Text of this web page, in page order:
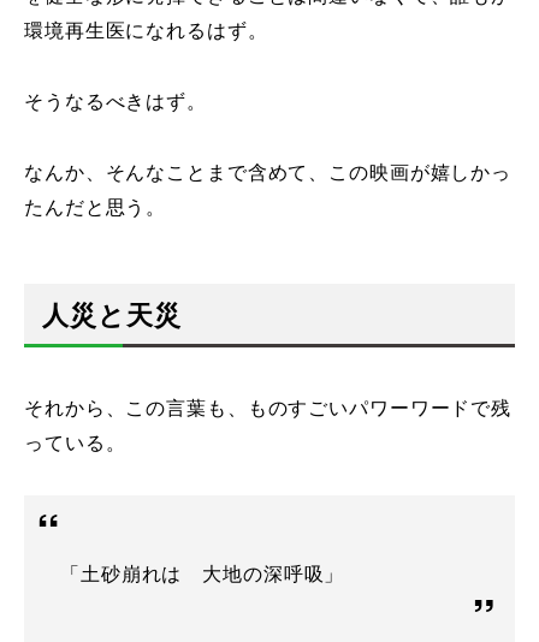
環境再生医になれるはず。
そうなるべきはず。
なんか、そんなことまで含めて、この映画が嬉しかっ
たんだと思う。
人災と天災
それから、この言葉も、ものすごいパワーワードで残
っている。
「土砂崩れは 大地の深呼吸」